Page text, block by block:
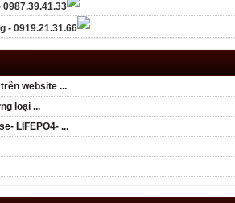
0987.39.41.33
- 0919.21.31.66
website ...
loại ...
LIFEPO4- ...